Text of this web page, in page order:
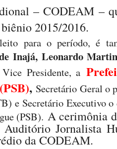
– CODEAM –
2015/2016.
para o período, é
Inajá, Leonardo
Presidente, a
, Secretário Geral o
e Secretário Executivo
(PSB). A cerimônia
Auditório Jornalista
da CODEAM.